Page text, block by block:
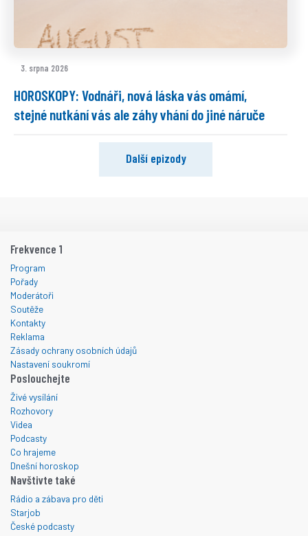
3. srpna 2026
HOROSKOPY: Vodnáři, nová láska vás omámí,
stejné nutkání vás ale záhy vhání do jiné náruče
Další epizody
Frekvence 1
Program
Pořady
Moderátoři
Soutěže
Kontakty
Reklama
Zásady ochrany osobních údajů
Nastavení soukromí
Poslouchejte
Živé vysílání
Rozhovory
Videa
Podcasty
Co hrajeme
Dnešní horoskop
Navštivte také
Rádio a zábava pro děti
Starjob
České podcasty